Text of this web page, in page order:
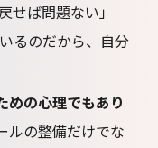
せば問題ない」
るのだから、自分
めの心理でもあり
ルの整備だけでな